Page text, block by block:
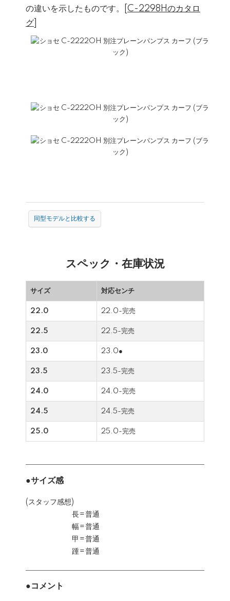
の違いを示したものです。[ C-2298Hのカタロ
グ
同型モデルと比較する
スペック・在庫状況
サイズ 対応センチ
22.0 22.0-完売
22.5 22.5-完売
23.0 23.0●
23.5 23.5-完売
24.0 24.0-完売
24.5 24.5-完売
25.0 25.0-完売
●サイズ感
(スタッフ感想)
長=普通
幅=普通
甲=普通
踵=普通
●コメント